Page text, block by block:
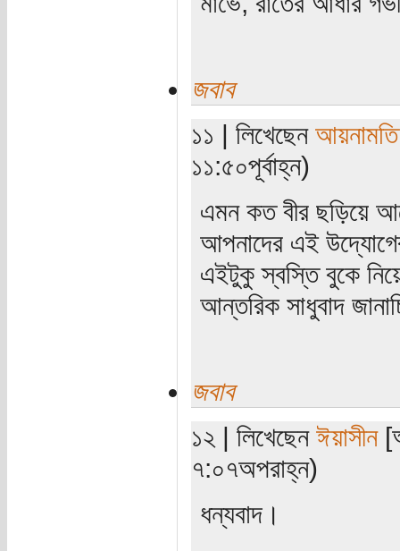
জবাব
১১ | লিখেছেন আয়নামতি
১১:৫০পূর্বাহ্ন)
এমন কত বীর ছড়িয়ে
আপনাদের এই
এইটুকু স্বস্তি বুকে
আন্তরিক সাধুবাদ
জবাব
১২ | লিখেছেন ঈয়াসীন
৭:০৭অপরাহ্ন)
ধন্যবাদ।